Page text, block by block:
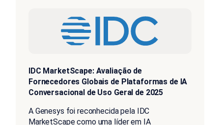
IDC MarketScape: Avaliação de
Fornecedores Globais de Plataformas de IA
Conversacional de Uso Geral de 2025
A Genesys foi reconhecida pela IDC
MarketScape como uma líder em IA